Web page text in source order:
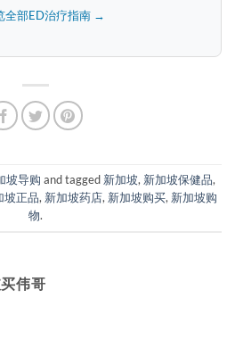
全部ED治疗指南 →
坡导购 and tagged 新加坡, 新加坡保健品,
坡正品, 新加坡药店, 新加坡购买, 新加坡购
物.
伟哥